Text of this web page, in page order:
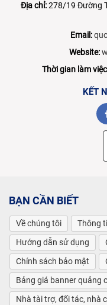
Địa chỉ:278/19 Đường
Email:
Website:
Thời gian làm
KẾT
BẠN CẦN BIẾT
Về chúng tôi Thông
Hướng dẫn sử dụng
Chính sách bảo mật
Bảng giá banner quảng
Nhà tài trợ, đối tác, nhà